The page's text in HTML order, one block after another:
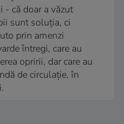
- că doar a văzut
sunt soluția, ci
prin amenzi
întregi, care au
opririi, dar care au
de circulație, în